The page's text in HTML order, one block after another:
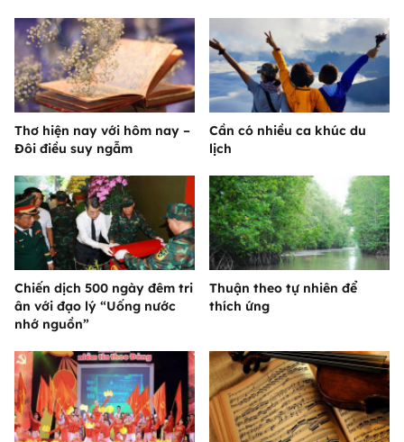
Thơ hiện nay với hôm nay –
Đôi điều suy ngẫm
Cần có nhiều ca khúc du
lịch
Chiến dịch 500 ngày đêm tri
ân với đạo lý “Uống nước
nhớ nguồn”
Thuận theo tự nhiên để
thích ứng